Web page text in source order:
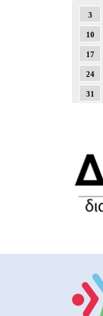
3
10
17
24
31